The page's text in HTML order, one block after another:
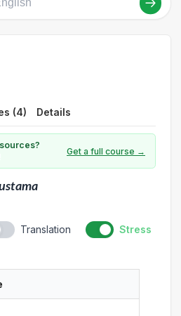
(4) Details
Get a full course →
Translation Stress